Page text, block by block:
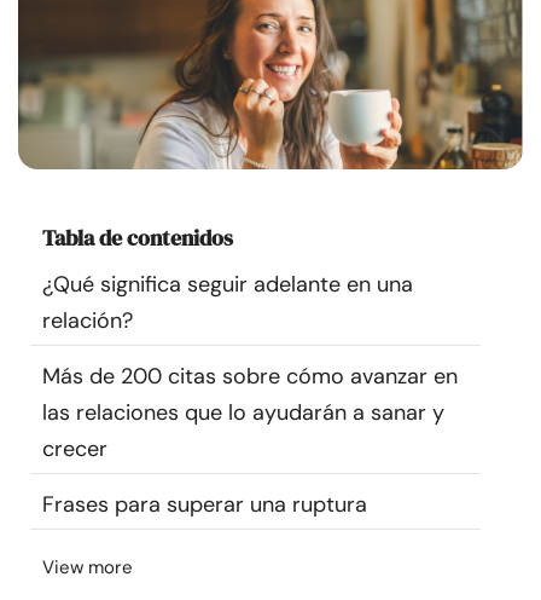
Cursos
Recursos
Encuentra un terapeuta
Idioma ES
Sobre nosotros
nosotros
© Copyright 2026. Todos los derechos reservados.
Tabla de contenidos
¿Qué significa seguir adelante en una
relación?
Más de 200 citas sobre cómo avanzar en
las relaciones que lo ayudarán a sanar y
crecer
Frases para superar una ruptura
View more